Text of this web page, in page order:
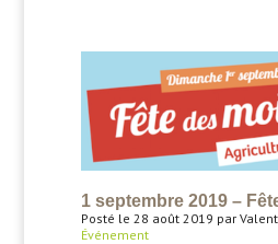
1 septembre 2019 –
Posté le 28 août 2019 par
Événement